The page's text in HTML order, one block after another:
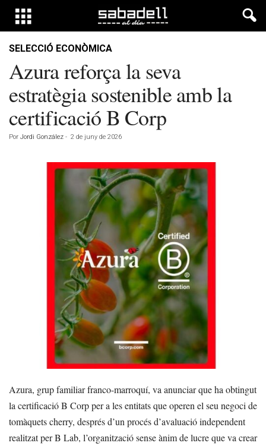
SELECCIÓ ECONÒMICA
Azura reforça la seva
estratègia sostenible amb la
certificació B Corp
Por Jordi González - 2 de juny de 2026
Azura, grup familiar franco-marroquí, va anunciar que ha obtingut
la certificació B Corp per a les entitats que operen el seu negoci de
tomàquets cherry, després d’un procés d’avaluació independent
realitzat per B Lab, l’organització sense ànim de lucre que va crear